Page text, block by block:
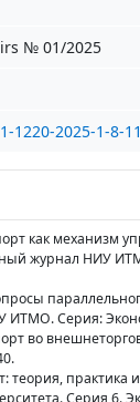
№ 01/2025
1220-2025-1-8-11
как механизм
журнал НИУ
Серия:
во
практика
Серия 6.